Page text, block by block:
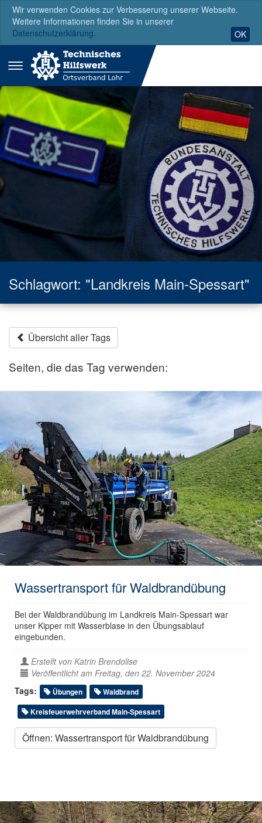
Wir verwenden Cookies zur Verbesserung unserer Webseite.
Weitere Informationen finden Sie in unserer
Datenschutzerklärung.
OK
Menü
ausklappen
Schlagwort: "Landkreis Main-Spessart"
Übersicht aller Tags
Seiten, die das Tag verwenden:
Wassertransport für Waldbrandübung
Bei der Waldbrandübung im Landkreis Main-Spessart war
unser Kipper mit Wasserblase in den Übungsablauf
eingebunden.
Erstellt von Katrin Brendolise
Veröffentlicht am Freitag, den 22. November 2024
Tags:
Übungen
Waldbrand
Kreisfeuerwehrverband Main-Spessart
Öffnen: Wassertransport für Waldbrandübung